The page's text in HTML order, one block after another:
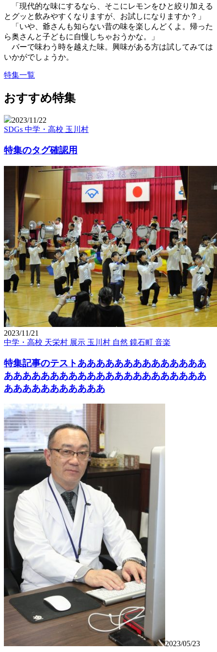
「現代的な味にするなら、そこにレモンをひと絞り加える
とグッと飲みやすくなりますが、お試しになりますか？」
「いや、爺さんも知らない昔の味を楽しんどくよ。帰った
ら奥さんと子どもに自慢しちゃおうかな。」
バーで味わう時を越えた味。興味がある方は試してみては
いかがでしょうか。
特集一覧
おすすめ特集
2023/11/22
SDGs 中学・高校 玉川村
特集のタグ確認用
2023/11/21
中学・高校 天栄村 展示 玉川村 自然 鏡石町 音楽
特集記事のテストああああああああああああああ
ああああああああああああああああああああああ
あああああああああああ
2023/05/23